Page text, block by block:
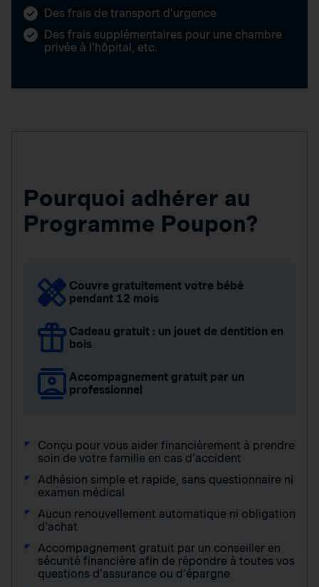
Des frais de transport d’urgence
Des frais supplémentaires pour une chambre
privée à l’hôpital, etc.
Pourquoi adhérer au
Programme Poupon?
Couvre gratuitement votre bébé
pendant 12 mois
Cadeau gratuit : un jouet de dentition en
bois
Accompagnement gratuit par un
professionnel
Conçu pour vous aider financièrement à prendre
soin de votre famille en cas d’accident
Adhésion simple et rapide, sans questionnaire ni
examen médical
Aucun renouvellement automatique ni obligation
d’achat
Accompagnement gratuit par un conseiller en
sécurité financière afin de répondre à toutes vos
questions d'assurance ou d'épargne